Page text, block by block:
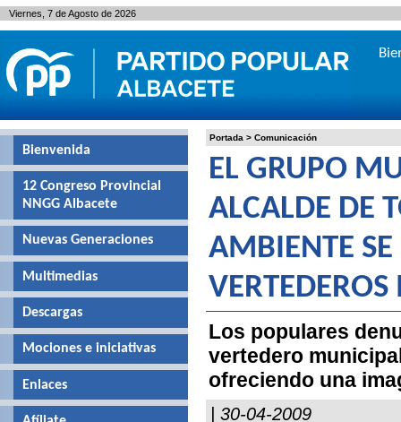
Portada > Comunicación
EL GRUPO
ALCALDE DE
AMBIENTE SE
Los populares
vertedero
ofreciendo una
| 30-04-2009
Bienvenida
12 Congreso Provincial
NNGG Albacete
Nuevas Generaciones
Multimedias
Descargas
Mociones e iniciativas
Enlaces
Viernes, 7 de Agosto de 2026